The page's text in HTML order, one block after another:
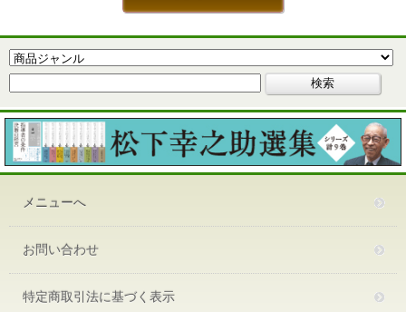
メニューへ
お問い合わせ
特定商取引法に基づく表示